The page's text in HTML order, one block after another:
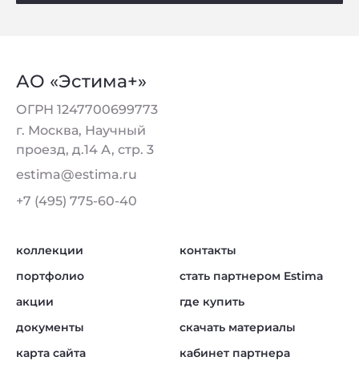
АО «Эстима+»
ОГРН 1247700699773
г. Москва, Научный
проезд, д.14 А, стр. 3
estima@estima.ru
+7 (495) 775-60-40
коллекции
портфолио
акции
документы
карта сайта
контакты
стать партнером Estima
где купить
скачать материалы
кабинет партнера